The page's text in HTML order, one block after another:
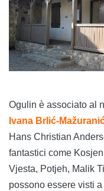
Ogulin è associato al
Ivana Brlić-
Hans Christian
fantastici come
Vjesta, Potjeh, Malik
possono essere visti